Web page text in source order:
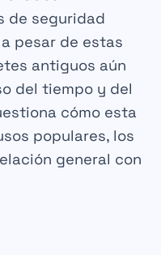
de seguridad
pesar de estas
antiguos aún
del tiempo y del
cómo esta
populares, los
general con